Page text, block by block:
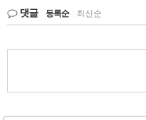
댓글 등록순 최신순